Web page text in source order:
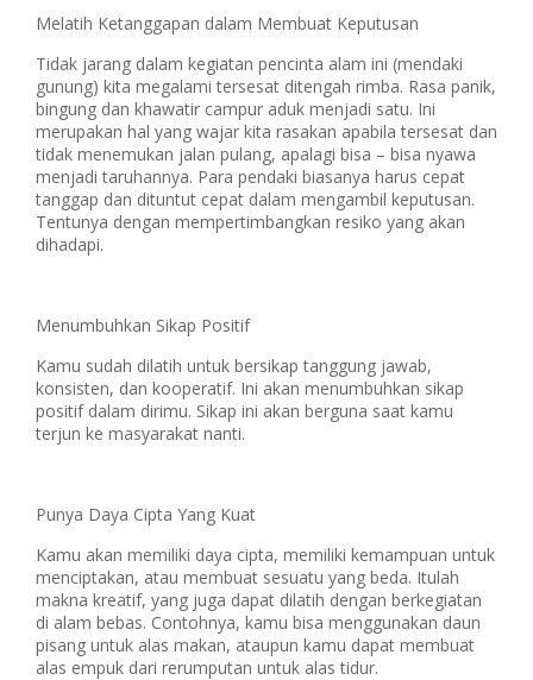
Melatih Ketanggapan dalam Membuat Keputusan
Tidak jarang dalam kegiatan pencinta alam ini (mendaki
gunung) kita megalami tersesat ditengah rimba. Rasa panik,
bingung dan khawatir campur aduk menjadi satu. Ini
merupakan hal yang wajar kita rasakan apabila tersesat dan
tidak menemukan jalan pulang, apalagi bisa – bisa nyawa
menjadi taruhannya. Para pendaki biasanya harus cepat
tanggap dan dituntut cepat dalam mengambil keputusan.
Tentunya dengan mempertimbangkan resiko yang akan
dihadapi.
Menumbuhkan Sikap Positif
Kamu sudah dilatih untuk bersikap tanggung jawab,
konsisten, dan kooperatif. Ini akan menumbuhkan sikap
positif dalam dirimu. Sikap ini akan berguna saat kamu
terjun ke masyarakat nanti.
Punya Daya Cipta Yang Kuat
Kamu akan memiliki daya cipta, memiliki kemampuan untuk
menciptakan, atau membuat sesuatu yang beda. Itulah
makna kreatif, yang juga dapat dilatih dengan berkegiatan
di alam bebas. Contohnya, kamu bisa menggunakan daun
pisang untuk alas makan, ataupun kamu dapat membuat
alas empuk dari rerumputan untuk alas tidur.